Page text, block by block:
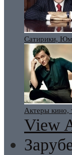
Сатирики,
Актеры кино,
View